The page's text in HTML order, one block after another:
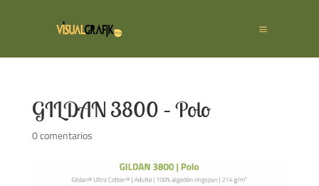
GILDAN 3800 – Polo
0 comentarios